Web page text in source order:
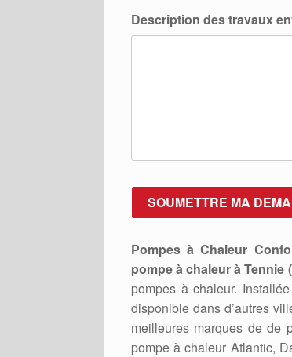
Description des travaux
Pompes à Chaleur
pompe à chaleur à Tennie
pompes à chaleur.
disponible dans d’autres
meilleures marques de de
pompe à chaleur Atlantic,